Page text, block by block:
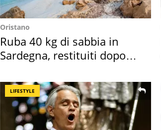
Oristano
Ruba 40 kg di sabbia in
Sardegna, restituiti dopo
LIFESTYLE